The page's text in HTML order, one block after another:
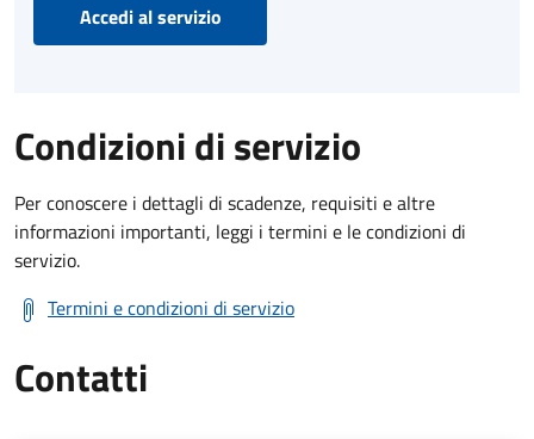
Accedi al servizio
Condizioni di servizio
Per conoscere i dettagli di scadenze, requisiti e altre
informazioni importanti, leggi i termini e le condizioni di
servizio.
Termini e condizioni di servizio
Contatti